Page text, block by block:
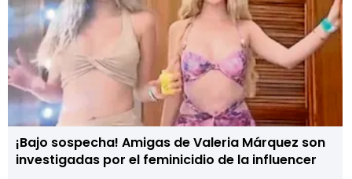
¡Bajo sospecha! Amigas de Valeria Márquez son
investigadas por el feminicidio de la influencer